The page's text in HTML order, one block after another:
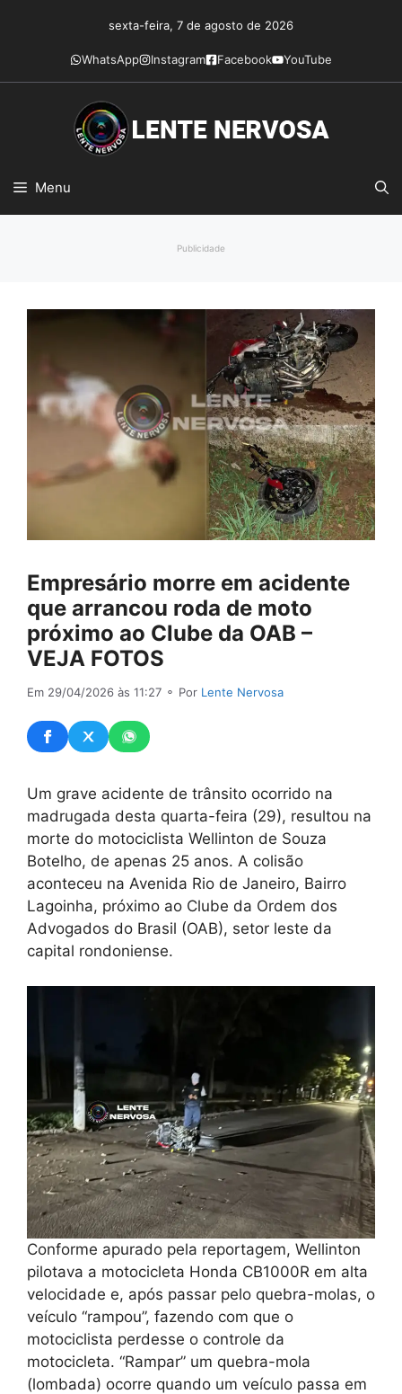
conteúdo
sexta-feira, 7 de agosto de 2026
WhatsApp Instagram Facebook YouTube
Menu
Publicidade
Empresário morre em acidente
que arrancou roda de moto
próximo ao Clube da OAB –
VEJA FOTOS
Em 29/04/2026 às 11:27 ⚬ Por Lente Nervosa
Um grave acidente de trânsito ocorrido na
madrugada desta quarta-feira (29), resultou na
morte do motociclista Wellinton de Souza
Botelho, de apenas 25 anos. A colisão
aconteceu na Avenida Rio de Janeiro, Bairro
Lagoinha, próximo ao Clube da Ordem dos
Advogados do Brasil (OAB), setor leste da
capital rondoniense.
Conforme apurado pela reportagem, Wellinton
pilotava a motocicleta Honda CB1000R em alta
velocidade e, após passar pelo quebra-molas, o
veículo “rampou”, fazendo com que o
motociclista perdesse o controle da
motocicleta. “Rampar” um quebra-mola
(lombada) ocorre quando um veículo passa em